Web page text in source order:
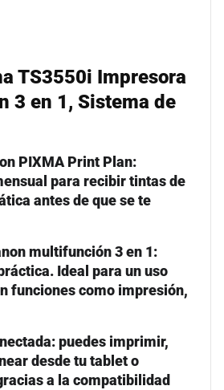
TS3550i Impresora
3 en 1, Sistema de
PIXMA Print Plan:
para recibir tintas de
antes de que se te
multifunción 3 en 1:
Ideal para un uso
funciones como impresión,
puedes imprimir,
desde tu tablet o
a la compatibilidad